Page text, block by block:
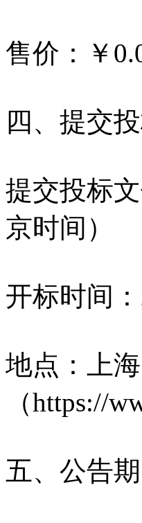
售价：￥
四、提交
提交投标
京时间）
开标时间
地点：上
（https://
五、公告